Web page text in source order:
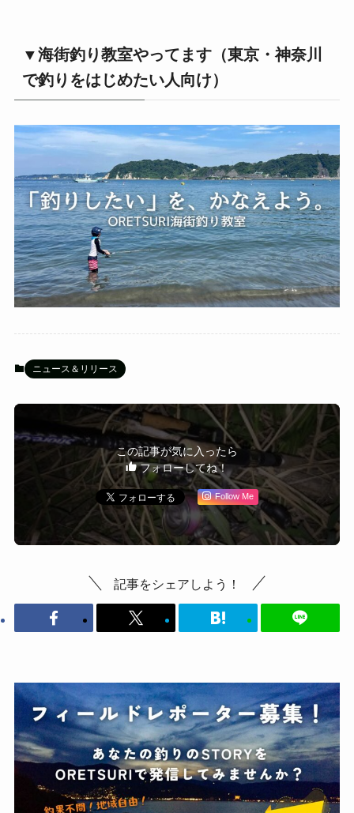
▼海街釣り教室やってます（東京・神奈川
で釣りをはじめたい人向け）
ニュース＆リリース
この記事が気に入ったら
フォローしてね！
Follow Me
記事をシェアしよう！